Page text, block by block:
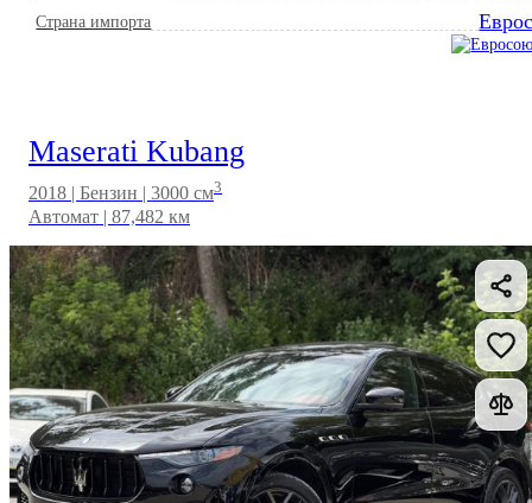
Страна импорта
Maserati Kubang
2018 | Бензин | 3000 см3
Автомат | 87,482 км